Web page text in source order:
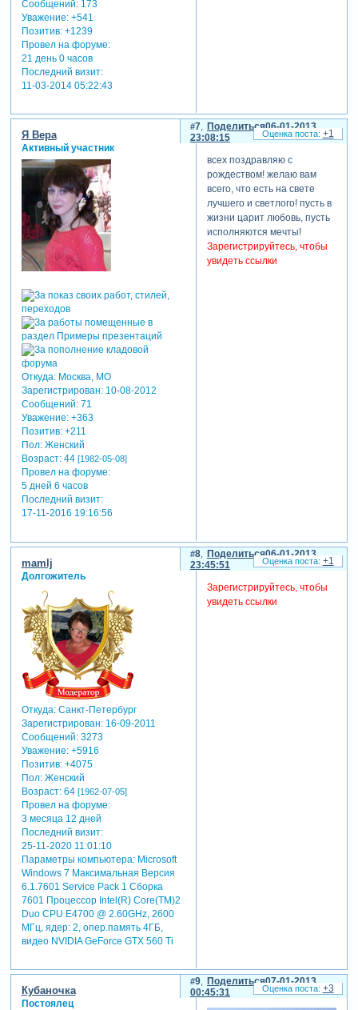
Сообщений:173
Уважение: +541
Позитив: +1239
Провел на форуме:
21 день 0 часов
Последний визит:
11-03-2014 05:22:43
Поделиться
7
06-01-2013
23:08:15
Я Вера
Активный участник
Откуда:Москва, МО
Зарегистрирован: 10-08-2012
Сообщений:71
Уважение: +363
Позитив: +211
Пол:Женский
Возраст:44 [1982-05-08]
Провел на форуме:
5 дней 6 часов
Последний визит:
17-11-2016 19:16:56
всех поздравляю с
рождеством! желаю вам
всего, что есть на свете
лучшего и светлого! пусть в
жизни царит любовь, пусть
исполняются мечты!
Зарегистрируйтесь, чтобы
увидеть ссылки
+1
Поделиться
8
06-01-2013
23:45:51
mamlj
Долгожитель
Откуда:Санкт-Петербург
Зарегистрирован: 16-09-2011
Сообщений:3273
Уважение: +5916
Позитив: +4075
Пол:Женский
Возраст:64 [1962-07-05]
Провел на форуме:
3 месяца 12 дней
Последний визит:
25-11-2020 11:01:10
Параметры компьютера:Microsoft
Windows 7 Максимальная Версия
6.1.7601 Service Pack 1 Сборка
7601 Процессор Intel(R) Core(TM)2
Duo CPU E4700 @ 2.60GHz, 2600
МГц, ядер: 2, опер.память 4ГБ,
видео NVIDIA GeForce GTX 560 Ti
Зарегистрируйтесь, чтобы
увидеть ссылки
+1
Поделиться
9
07-01-2013
00:45:31
Кубаночка
Постоялец
+3